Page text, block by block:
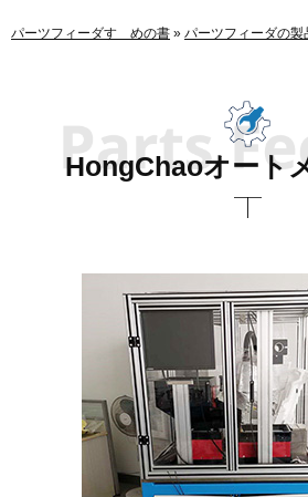
パーツフィーダすゝめの書 » パーツフィーダの製
HongChaoオート